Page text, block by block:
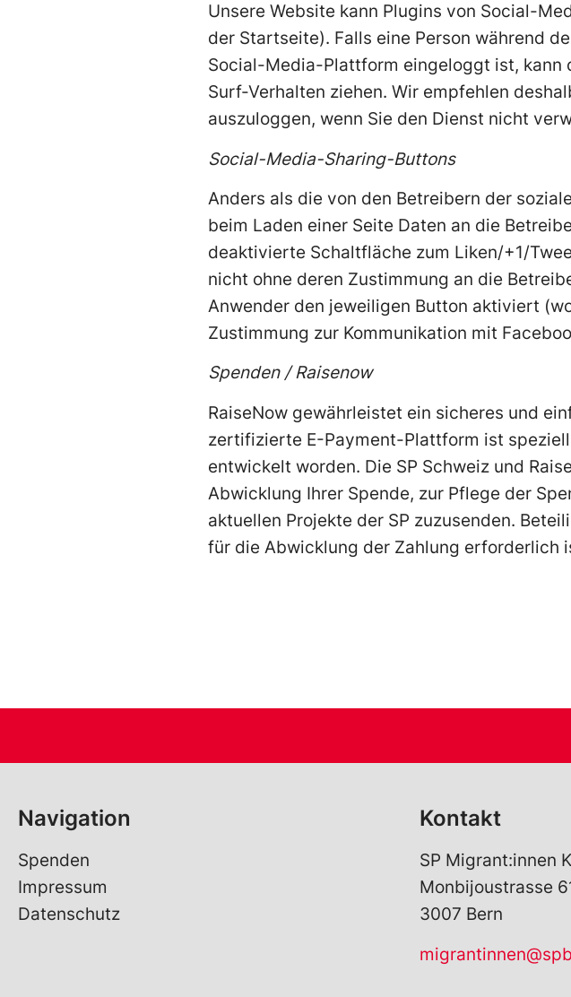
Unsere Website kann Plugins von Social-
der Startseite). Falls eine Person während
Social-Media-Plattform eingeloggt ist, kann
Surf-Verhalten ziehen. Wir empfehlen
auszuloggen, wenn Sie den Dienst nicht
Social-Media-Sharing-Buttons
Anders als die von den Betreibern der
beim Laden einer Seite Daten an die
deaktivierte Schaltfläche zum Liken/+1/
nicht ohne deren Zustimmung an die
Anwender den jeweiligen Button aktiviert
Zustimmung zur Kommunikation mit
Spenden / Raisenow
RaiseNow gewährleistet ein sicheres und
zertifizierte E-Payment-Plattform ist
entwickelt worden. Die SP Schweiz und
Abwicklung Ihrer Spende, zur Pflege der
aktuellen Projekte der SP zuzusenden.
für die Abwicklung der Zahlung erforderlich
Navigation
Spenden
Impressum
Datenschutz
Kontakt
SP Migrant:innen
Monbijoustrasse
3007 Bern